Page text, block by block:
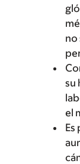
no
su
el
Es